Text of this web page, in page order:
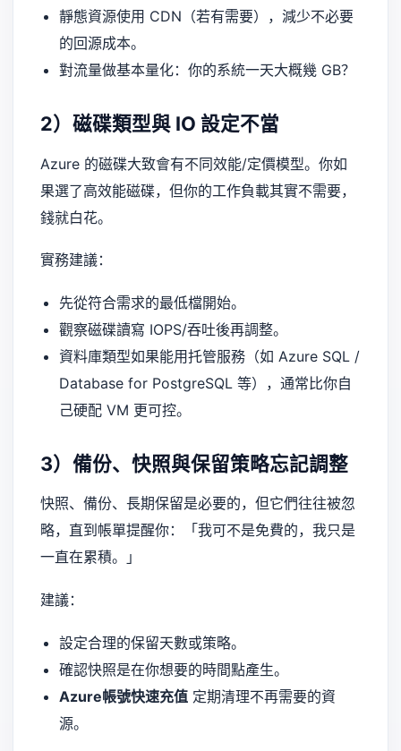
靜態資源使用 CDN（若有需要），減少不必要
的回源成本。
對流量做基本量化：你的系統一天大概幾 GB？
2）磁碟類型與 IO 設定不當
Azure 的磁碟大致會有不同效能/定價模型。你如
果選了高效能磁碟，但你的工作負載其實不需要，
錢就白花。
實務建議：
先從符合需求的最低檔開始。
觀察磁碟讀寫 IOPS/吞吐後再調整。
資料庫類型如果能用托管服務（如 Azure SQL /
Database for PostgreSQL 等），通常比你自
己硬配 VM 更可控。
3）備份、快照與保留策略忘記調整
快照、備份、長期保留是必要的，但它們往往被忽
略，直到帳單提醒你：「我可不是免費的，我只是
一直在累積。」
建議：
設定合理的保留天數或策略。
確認快照是在你想要的時間點產生。
Azure帳號快速充值定期清理不再需要的資
源。